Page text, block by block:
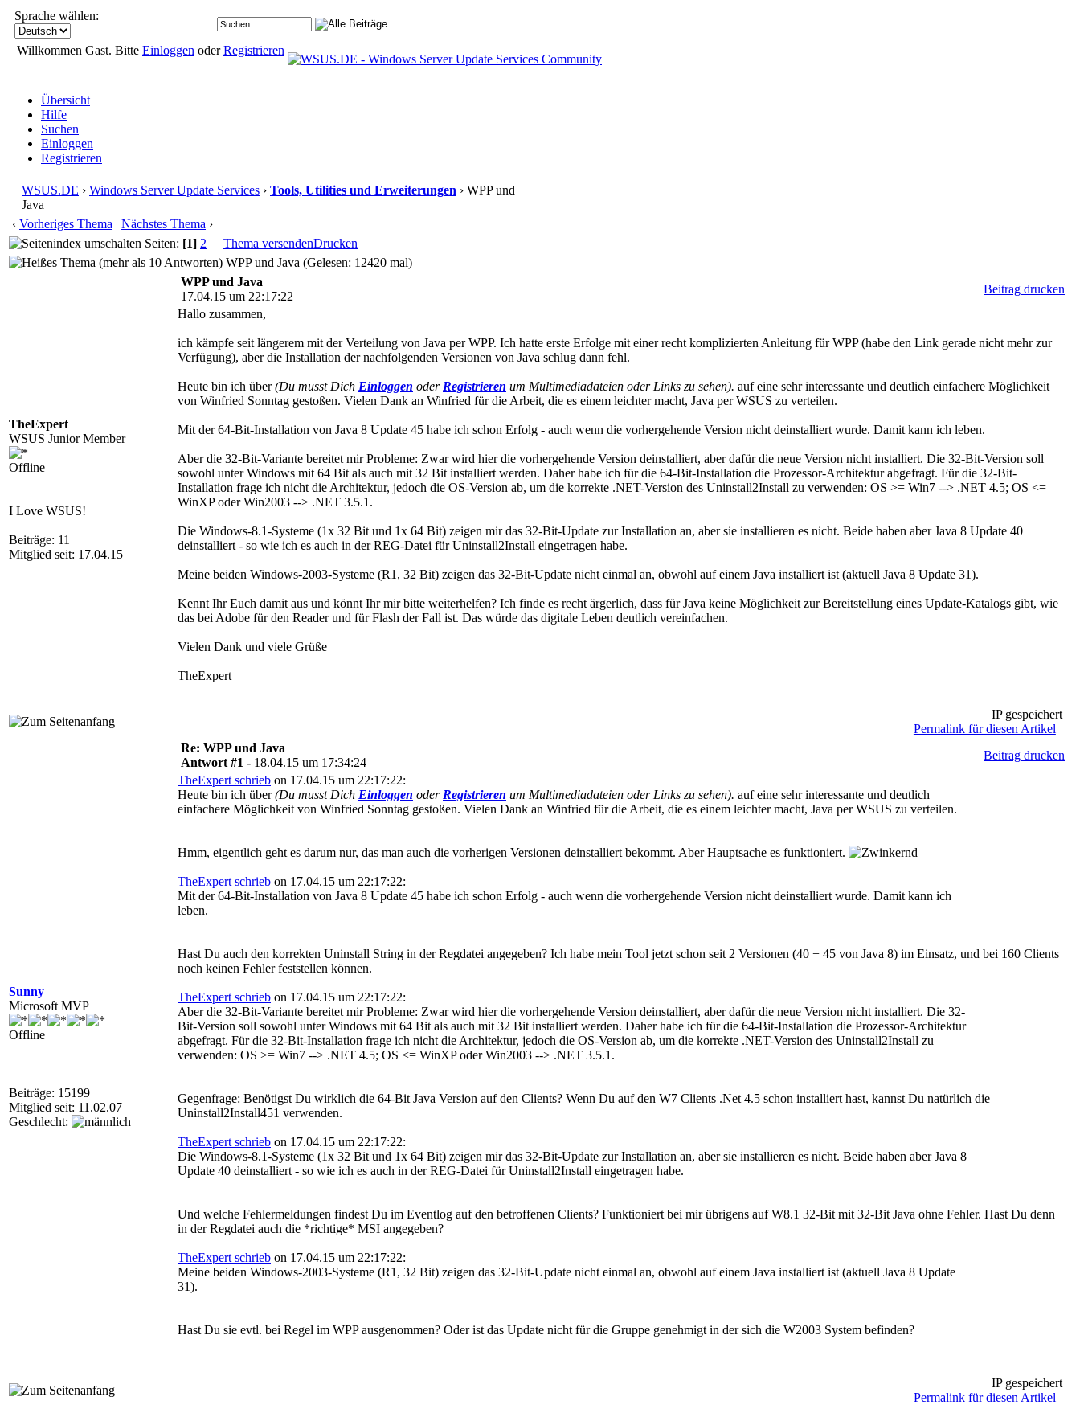
Sprache wählen:
Willkommen Gast. Bitte Einloggen oderRegistrieren
Übersicht
Hilfe
Suchen
Einloggen
Registrieren
WSUS.DE › Windows Server Update Services › Tools, Utilities und Erweiterungen › WPP und
Java
‹ Vorheriges Thema | Nächstes Thema ›
Seiten: [1] 2 Thema versendenDrucken
WPP und Java (Gelesen: 12420 mal)
TheExpert
WSUS Junior Member
Offline
I Love WSUS!
Beiträge: 11
Mitglied seit: 17.04.15
WPP und Java
17.04.15 um 22:17:22
Beitrag drucken
Hallo zusammen,
ich kämpfe seit längerem mit der Verteilung von Java per WPP. Ich hatte erste Erfolge mit einer recht komplizierten Anleitung für WPP (habe den Link gerade nicht mehr zur
Verfügung), aber die Installation der nachfolgenden Versionen von Java schlug dann fehl.
Heute bin ich über(Du musst Dich Einloggen oder Registrieren um Multimediadateien oder Links zu sehen). auf eine sehr interessante und deutlich einfachere Möglichkeit
von Winfried Sonntag gestoßen. Vielen Dank an Winfried für die Arbeit, die es einem leichter macht, Java per WSUS zu verteilen.
Mit der 64-Bit-Installation von Java 8 Update 45 habe ich schon Erfolg - auch wenn die vorhergehende Version nicht deinstalliert wurde. Damit kann ich leben.
Aber die 32-Bit-Variante bereitet mir Probleme: Zwar wird hier die vorhergehende Version deinstalliert, aber dafür die neue Version nicht installiert. Die 32-Bit-Version soll
sowohl unter Windows mit 64 Bit als auch mit 32 Bit installiert werden. Daher habe ich für die 64-Bit-Installation die Prozessor-Architektur abgefragt. Für die 32-Bit-
Installation frage ich nicht die Architektur, jedoch die OS-Version ab, um die korrekte .NET-Version des Uninstall2Install zu verwenden: OS >= Win7 --> .NET 4.5; OS <=
WinXP oder Win2003 --> .NET 3.5.1.
Die Windows-8.1-Systeme (1x 32 Bit und 1x 64 Bit) zeigen mir das 32-Bit-Update zur Installation an, aber sie installieren es nicht. Beide haben aber Java 8 Update 40
deinstalliert - so wie ich es auch in der REG-Datei für Uninstall2Install eingetragen habe.
Meine beiden Windows-2003-Systeme (R1, 32 Bit) zeigen das 32-Bit-Update nicht einmal an, obwohl auf einem Java installiert ist (aktuell Java 8 Update 31).
Kennt Ihr Euch damit aus und könnt Ihr mir bitte weiterhelfen? Ich finde es recht ärgerlich, dass für Java keine Möglichkeit zur Bereitstellung eines Update-Katalogs gibt, wie
das bei Adobe für den Reader und für Flash der Fall ist. Das würde das digitale Leben deutlich vereinfachen.
Vielen Dank und viele Grüße
TheExpert
IP gespeichert
Permalink für diesen Artikel
Sunny
Microsoft MVP
Offline
Beiträge: 15199
Mitglied seit: 11.02.07
Geschlecht:
Re: WPP und Java
Antwort #1 - 18.04.15 um 17:34:24
Beitrag drucken
TheExpert schrieb on 17.04.15 um 22:17:22:
Heute bin ich über(Du musst Dich Einloggen oder Registrieren um Multimediadateien oder Links zu sehen). auf eine sehr interessante und deutlich
einfachere Möglichkeit von Winfried Sonntag gestoßen. Vielen Dank an Winfried für die Arbeit, die es einem leichter macht, Java per WSUS zu verteilen.
Hmm, eigentlich geht es darum nur, das man auch die vorherigen Versionen deinstalliert bekommt. Aber Hauptsache es funktioniert.
TheExpert schrieb on 17.04.15 um 22:17:22:
Mit der 64-Bit-Installation von Java 8 Update 45 habe ich schon Erfolg - auch wenn die vorhergehende Version nicht deinstalliert wurde. Damit kann ich
leben.
Hast Du auch den korrekten Uninstall String in der Regdatei angegeben? Ich habe mein Tool jetzt schon seit 2 Versionen (40 + 45 von Java 8) im Einsatz, und bei 160 Clients
noch keinen Fehler feststellen können.
TheExpert schrieb on 17.04.15 um 22:17:22:
Aber die 32-Bit-Variante bereitet mir Probleme: Zwar wird hier die vorhergehende Version deinstalliert, aber dafür die neue Version nicht installiert. Die 32-
Bit-Version soll sowohl unter Windows mit 64 Bit als auch mit 32 Bit installiert werden. Daher habe ich für die 64-Bit-Installation die Prozessor-Architektur
abgefragt. Für die 32-Bit-Installation frage ich nicht die Architektur, jedoch die OS-Version ab, um die korrekte .NET-Version des Uninstall2Install zu
verwenden: OS >= Win7 --> .NET 4.5; OS <= WinXP oder Win2003 --> .NET 3.5.1.
Gegenfrage: Benötigst Du wirklich die 64-Bit Java Version auf den Clients? Wenn Du auf den W7 Clients .Net 4.5 schon installiert hast, kannst Du natürlich die
Uninstall2Install451 verwenden.
TheExpert schrieb on 17.04.15 um 22:17:22:
Die Windows-8.1-Systeme (1x 32 Bit und 1x 64 Bit) zeigen mir das 32-Bit-Update zur Installation an, aber sie installieren es nicht. Beide haben aber Java 8
Update 40 deinstalliert - so wie ich es auch in der REG-Datei für Uninstall2Install eingetragen habe.
Und welche Fehlermeldungen findest Du im Eventlog auf den betroffenen Clients? Funktioniert bei mir übrigens auf W8.1 32-Bit mit 32-Bit Java ohne Fehler. Hast Du denn
in der Regdatei auch die *richtige* MSI angegeben?
TheExpert schrieb on 17.04.15 um 22:17:22:
Meine beiden Windows-2003-Systeme (R1, 32 Bit) zeigen das 32-Bit-Update nicht einmal an, obwohl auf einem Java installiert ist (aktuell Java 8 Update
31).
Hast Du sie evtl. bei Regel im WPP ausgenommen? Oder ist das Update nicht für die Gruppe genehmigt in der sich die W2003 System befinden?
IP gespeichert
Permalink für diesen Artikel